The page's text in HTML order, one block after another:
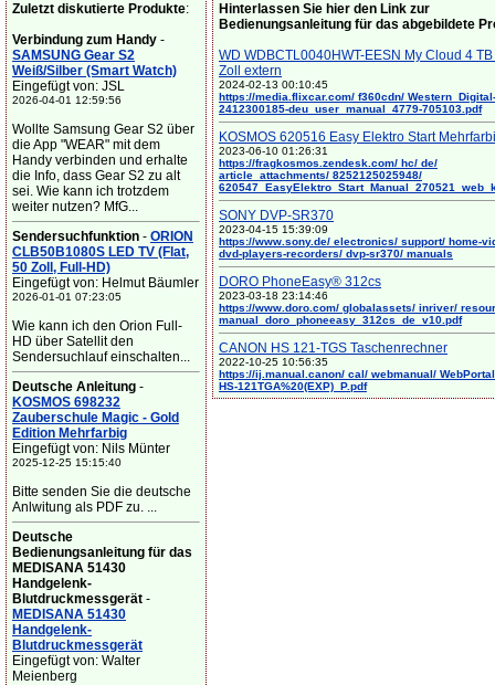
Zuletzt diskutierte Produkte:
Verbindung zum Handy -
SAMSUNG Gear S2
Weiß/Silber (Smart Watch)
Eingefügt von: JSL
2026-04-01 12:59:56
Wollte Samsung Gear S2 über
die App "WEAR" mit dem
Handy verbinden und erhalte
die Info, dass Gear S2 zu alt
sei. Wie kann ich trotzdem
weiter nutzen? MfG...
Sendersuchfunktion - ORION
CLB50B1080S LED TV (Flat,
50 Zoll, Full-HD)
Eingefügt von: Helmut Bäumler
2026-01-01 07:23:05
Wie kann ich den Orion Full-
HD über Satellit den
Sendersuchlauf einschalten...
Deutsche Anleitung -
KOSMOS 698232
Zauberschule Magic - Gold
Edition Mehrfarbig
Eingefügt von: Nils Münter
2025-12-25 15:15:40
Bitte senden Sie die deutsche
Anlwitung als PDF zu. ...
Deutsche
Bedienungsanleitung für das
MEDISANA 51430
Handgelenk-
Blutdruckmessgerät -
MEDISANA 51430
Handgelenk-
Blutdruckmessgerät
Eingefügt von: Walter
Meienberg
Hinterlassen Sie hier den Link zur
Bedienungsanleitung für das abgebildete
WD WDBCTL0040HWT-EESN My Cloud 4
Zoll extern
2024-02-13 00:10:45
https://media.flixcar.com/ f360cdn/ Western_Digital-
2412300185-deu_user_manual_4779-705103.pdf
KOSMOS 620516 Easy Elektro Start
2023-06-10 01:26:31
https://fragkosmos.zendesk.com/ hc/ de/
article_attachments/ 8252125025948/
SONY DVP-SR370
2023-04-15 15:39:09
https://www.sony.de/ electronics/ support/ home-
dvd-players-recorders/ dvp-sr370/ manuals
DORO PhoneEasy® 312cs
2023-03-18 23:14:46
https://www.doro.com/ globalassets/ inriver/
manual_doro_phoneeasy_312cs_de_v10.pdf
CANON HS 121-TGS Taschenrechner
2022-10-25 10:56:35
https://ij.manual.canon/ cal/ webmanual/
HS-121TGA%20(EXP)_P.pdf